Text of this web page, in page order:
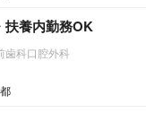
扶養内勤務OK
歯科口腔外科